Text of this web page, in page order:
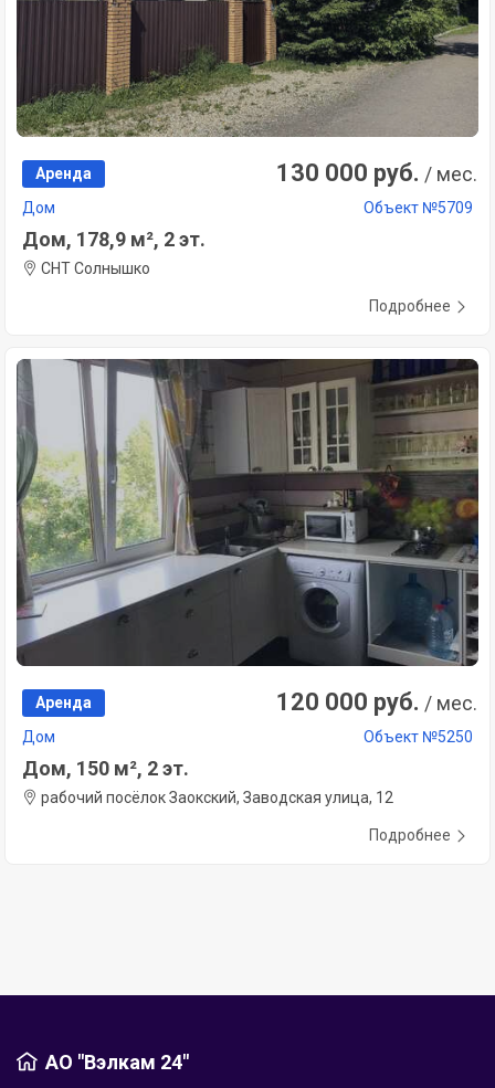
Аренда 130 000 руб. / мес.
Дом Объект №5709
Дом, 178,9 м², 2 эт.
СНТ Солнышко
Подробнее
Аренда 120 000 руб. / мес.
Дом Объект №5250
Дом, 150 м², 2 эт.
рабочий посёлок Заокский, Заводская улица, 12
Подробнее
АО "Вэлкам 24"